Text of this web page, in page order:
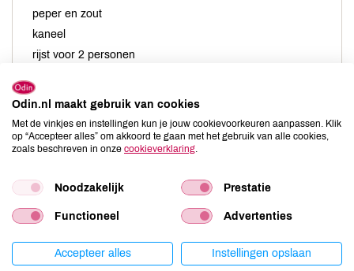
peper en zout
kaneel
rijst voor 2 personen
Fruit de ui in de olie en voeg daarna de gesneden prei, peper en
paar minuten en voeg dan citroensap en water toe. Breng het
in 15 tot 30 min (afhankelijk van de rijstsoort). Neem de pan van
Odin.nl maakt gebruik van cookies
Met de vinkjes en instellingen kun je jouw cookievoorkeuren aanpassen. Klik
op “Accepteer alles” om akkoord te gaan met het gebruik van alle cookies,
zoals beschreven in onze cookieverklaring.
Noodzakelijk Prestatie
Functioneel Advertenties
Accepteer alles Instellingen opslaan